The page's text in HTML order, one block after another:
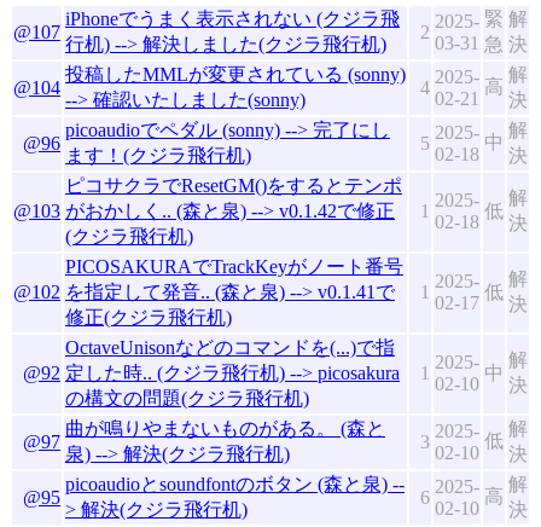
@107
iPhoneでうまく表示されない (クジラ飛
行机) --> 解決しました(クジラ飛行机)
2
2025-
03-31
緊
急
解
決
@104
投稿したMMLが変更されている (sonny)
--> 確認いたしました(sonny)
4
2025-
02-21
高
解
決
@96
picoaudioでペダル (sonny) --> 完了にし
ます！(クジラ飛行机)
5
2025-
02-18
中
解
決
@103
ピコサクラでResetGM()をするとテンポ
がおかしく.. (森と泉) --> v0.1.42で修正
(クジラ飛行机)
1
2025-
02-18
低
解
決
@102
PICOSAKURAでTrackKeyがノート番号
を指定して発音.. (森と泉) --> v0.1.41で
修正(クジラ飛行机)
1
2025-
02-17
低
解
決
@92
OctaveUnisonなどのコマンドを(...)で指
定した時.. (クジラ飛行机) --> picosakura
の構文の問題(クジラ飛行机)
1
2025-
02-10
中
解
決
@97
曲が鳴りやまないものがある。 (森と
泉) --> 解決(クジラ飛行机)
3
2025-
02-10
低
解
決
@95
picoaudioとsoundfontのボタン (森と泉) --
> 解決(クジラ飛行机)
6
2025-
02-10
高
解
決